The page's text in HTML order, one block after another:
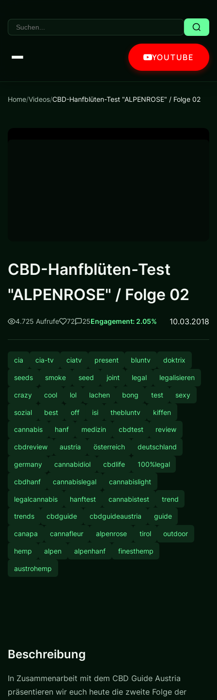
YOUTUBE
Home/Videos/CBD-Hanfblüten-Test "ALPENROSE" / Folge 02
CBD-Hanfblüten-Test
"ALPENROSE" / Folge 02
4.725 Aufrufe 72 25Engagement: 2.05% 10.03.2018
cia cia-tv ciatv present bluntv doktrix
seeds smoke seed joint legal legalisieren
crazy cool lol lachen bong test sexy
sozial best off isi thebluntv kiffen
cannabis hanf medizin cbdtest review
cbdreview austria österreich deutschland
germany cannabidiol cbdlife 100%legal
cbdhanf cannabislegal cannabislight
legalcannabis hanftest cannabistest trend
trends cbdguide cbdguideaustria guide
canapa cannafleur alpenrose tirol outdoor
hemp alpen alpenhanf finesthemp
austrohemp
Beschreibung
In Zusammenarbeit mit dem CBD Guide Austria
präsentieren wir euch heute die zweite Folge der